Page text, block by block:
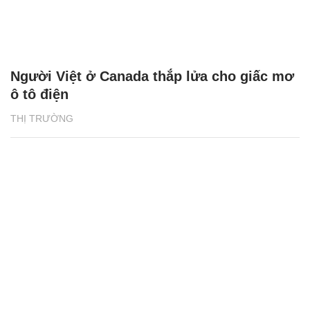
THỊ TRƯỜNG
Người Việt ở Canada thắp lửa cho giấc mơ
ô tô điện